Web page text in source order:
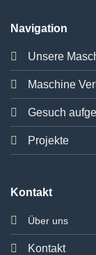
Navigation
Unsere
Maschine
Gesuch
Projekte
Kontakt
Über uns
Kontakt